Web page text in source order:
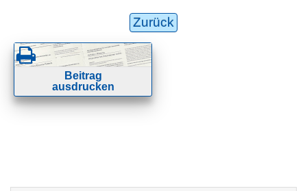
Zurück
Beitrag
ausdrucken